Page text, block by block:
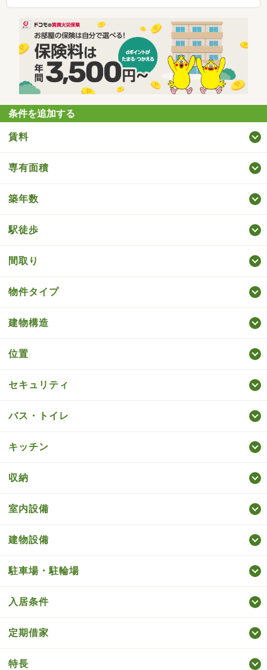
条件を追加する
賃料
専有面積
築年数
駅徒歩
間取り
物件タイプ
建物構造
位置
セキュリティ
バス・トイレ
キッチン
収納
室内設備
建物設備
駐車場・駐輪場
入居条件
定期借家
特長